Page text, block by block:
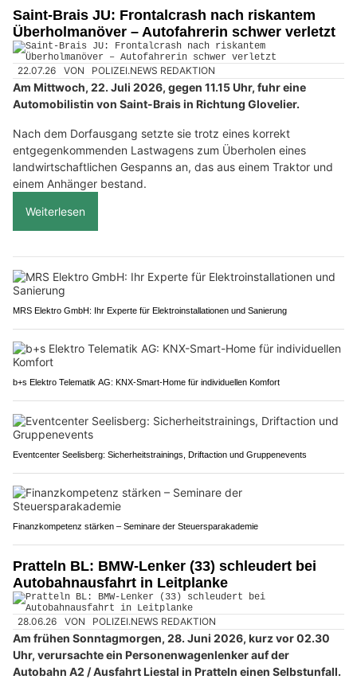
Saint-Brais JU: Frontalcrash nach riskantem
Überholmanöver – Autofahrerin schwer verletzt
22.07.26 VON POLIZEI.NEWS REDAKTION
Am Mittwoch, 22. Juli 2026, gegen 11.15 Uhr, fuhr eine
Automobilistin von Saint-Brais in Richtung Glovelier.
Nach dem Dorfausgang setzte sie trotz eines korrekt
entgegenkommenden Lastwagens zum Überholen eines
landwirtschaftlichen Gespanns an, das aus einem Traktor und
einem Anhänger bestand.
Weiterlesen
MRS Elektro GmbH: Ihr Experte für Elektroinstallationen und Sanierung
b+s Elektro Telematik AG: KNX-Smart-Home für individuellen Komfort
Eventcenter Seelisberg: Sicherheitstrainings, Driftaction und Gruppenevents
Finanzkompetenz stärken – Seminare der Steuersparakademie
Pratteln BL: BMW-Lenker (33) schleudert bei
Autobahnausfahrt in Leitplanke
28.06.26 VON POLIZEI.NEWS REDAKTION
Am frühen Sonntagmorgen, 28. Juni 2026, kurz vor 02.30
Uhr, verursachte ein Personenwagenlenker auf der
Autobahn A2 / Ausfahrt Liestal in Pratteln einen Selbstunfall.